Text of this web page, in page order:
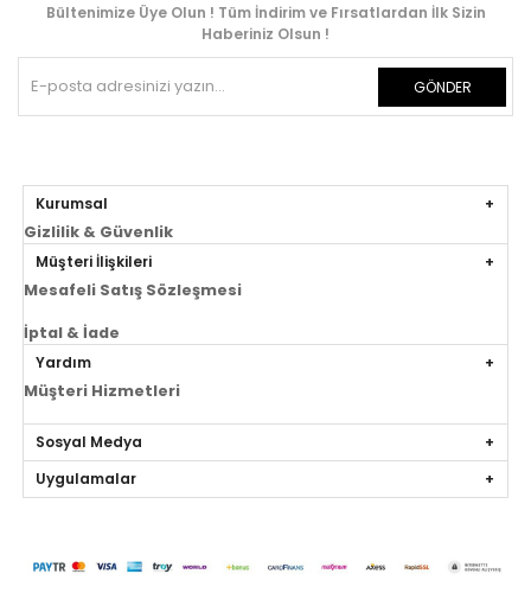
Bültenimize Üye Olun ! Tüm İndirim ve Fırsatlardan İlk Sizin
Haberiniz Olsun !
GÖNDER
Kurumsal
Gizlilik & Güvenlik
Müşteri İlişkileri
Mesafeli Satış Sözleşmesi
İptal & İade
Yardım
Müşteri Hizmetleri
Sosyal Medya
Uygulamalar